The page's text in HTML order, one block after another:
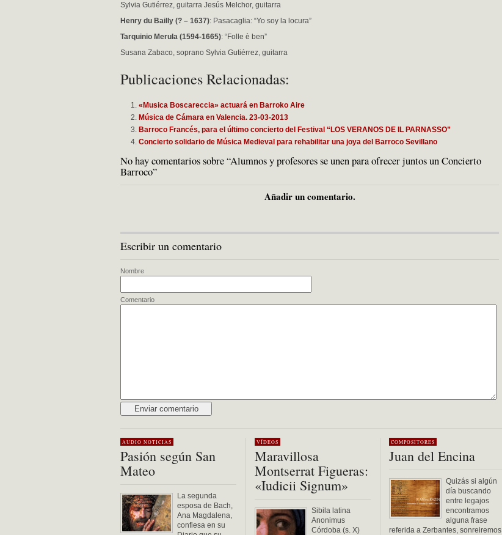
Sylvia Gutiérrez, guitarra Jesús Melchor, guitarra
Henry du Bailly (? – 1637): Pasacaglia: “Yo soy la locura”
Tarquinio Merula (1594-1665): “Folle è ben”
Susana Zabaco, soprano Sylvia Gutiérrez, guitarra
Publicaciones Relacionadas:
«Musica Boscareccia» actuará en Barroko Aire
Música de Cámara en Valencia. 23-03-2013
Barroco Francés, para el último concierto del Festival “LOS VERANOS DE IL PARNASSO”
Concierto solidario de Música Medieval para rehabilitar una joya del Barroco Sevillano
No hay comentarios sobre “Alumnos y profesores se unen para ofrecer juntos un Concierto
Barroco”
Añadir un comentario.
Escribir un comentario
Nombre
Comentario
AUDIO NOTICIAS
Pasión según San
Mateo
La segunda
esposa de Bach,
Ana Magdalena,
confiesa en su
VÍDEOS
Maravillosa
Montserrat Figueras:
«Iudicii Signum»
Sibila latina
Anonimus
Córdoba (s. X)
COMPOSITORES
Juan del Encina
Quizás si algún
día buscando
entre legajos
encontramos
alguna frase
referida a Zerbantes, sonreiremos